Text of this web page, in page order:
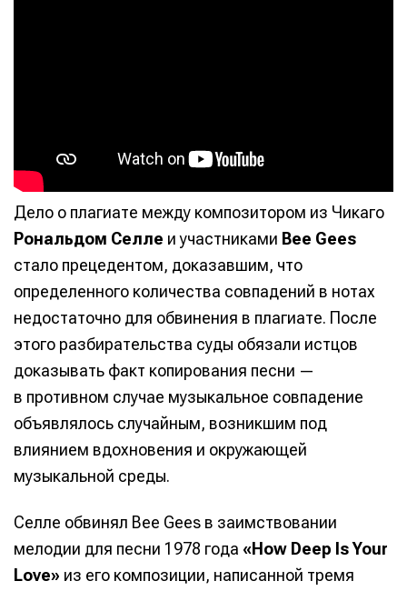
Дело о плагиате между композитором из Чикаго
Рональдом Селле и участниками Bee Gees
стало прецедентом, доказавшим, что
определенного количества совпадений в нотах
недостаточно для обвинения в плагиате. После
этого разбирательства суды обязали истцов
доказывать факт копирования песни —
в противном случае музыкальное совпадение
объявлялось случайным, возникшим под
влиянием вдохновения и окружающей
музыкальной среды.
Селле обвинял Bee Gees в заимствовании
мелодии для песни 1978 года «How Deep Is Your
Love» из его композиции, написанной тремя